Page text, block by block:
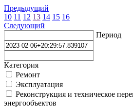
Предыдущий
10 11 12 13 14 15 16
Следующий
Период
Категория
Ремонт
Эксплуатация
Реконструкция и техническое
энергообъектов